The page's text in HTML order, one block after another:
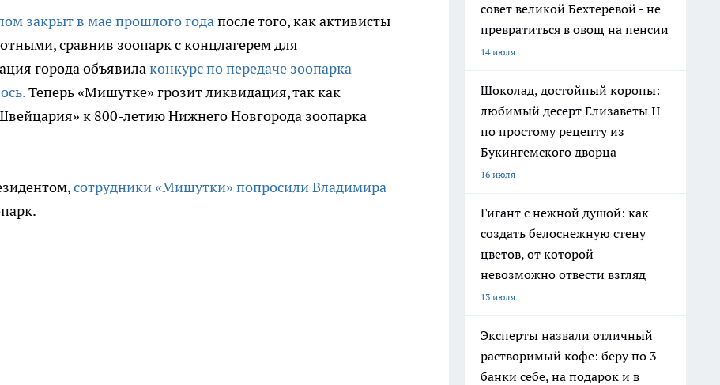
закрыт в мае прошлого годапосле того, как активисты
сравнив зоопарк с концлагерем для
города объявилаконкурс по передаче зоопарка
Теперь «Мишутке» грозит ликвидация, так как
к 800-летию Нижнего Новгорода зоопарка
сотрудники «Мишутки» попросили Владимира
совет великой Бехтеревой - не
превратиться в овощ на пенсии
14 июля
Шоколад, достойный короны:
любимый десерт Елизаветы II
по простому рецепту из
Букингемского дворца
16 июля
Гигант с нежной душой: как
создать белоснежную стену
цветов, от которой
невозможно отвести взгляд
13 июля
Эксперты назвали отличный
растворимый кофе: беру по 3
банки себе, на подарок и в